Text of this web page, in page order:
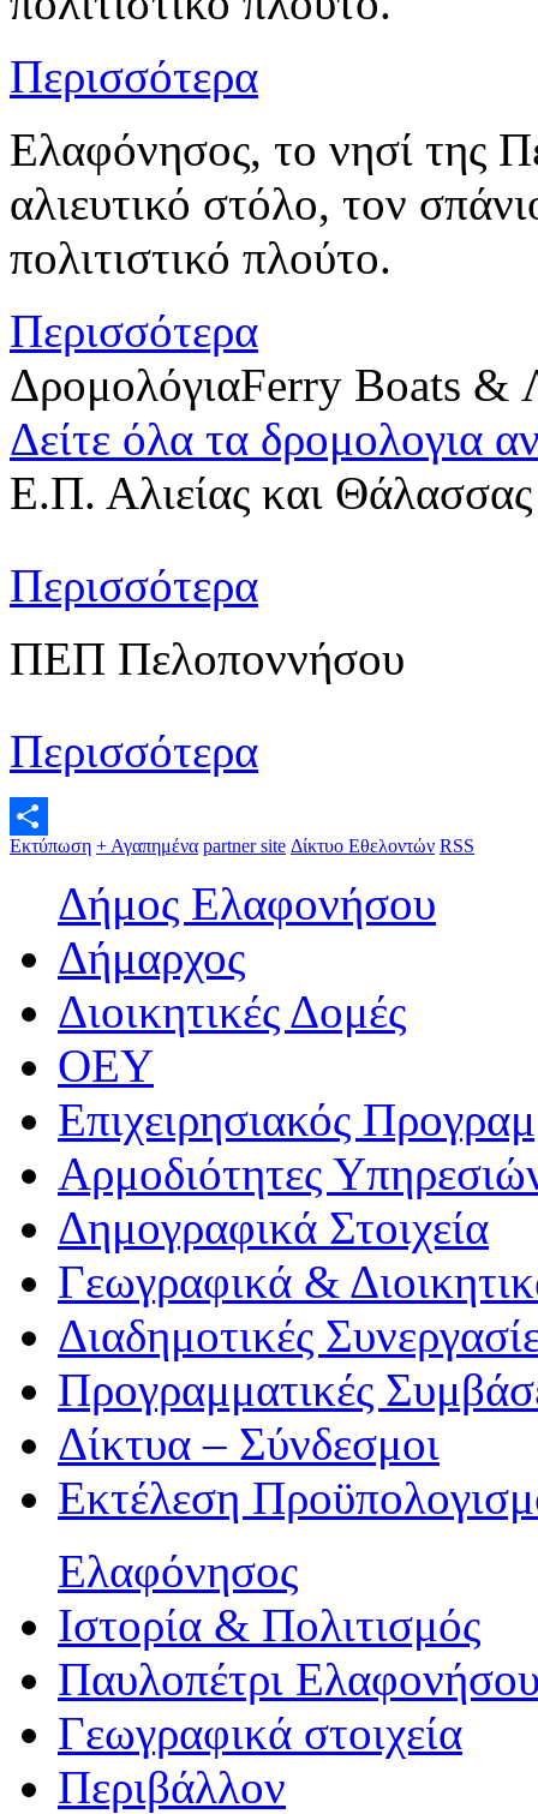
Περισσότερα
Ελαφόνησος, το νησί της
αλιευτικό στόλο, τον
πολιτιστικό πλούτο.
Περισσότερα
ΔρομολόγιαFerry Boats &
Δείτε όλα τα δρομολογια
Ε.Π. Αλιείας και Θάλασσας
Περισσότερα
ΠΕΠ Πελοποννήσου
Περισσότερα
Μοιραστείτε
Εκτύπωση + Αγαπημένα partner site Δίκτυο Εθελοντών RSS
Δήμος Ελαφονήσου
Δήμαρχος
Διοικητικές Δομές
ΟEΥ
Επιχειρησιακός
Αρμοδιότητες
Δημογραφικά Στοιχεία
Γεωγραφικά &
Διαδημοτικές
Προγραμματικές
Δίκτυα – Σύνδεσμοι
Εκτέλεση
Ελαφόνησος
Ιστορία & Πολιτισμός
Παυλοπέτρι
Γεωγραφικά στοιχεία
Περιβάλλον